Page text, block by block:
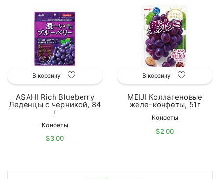
В корзину
ASAHI Rich Blueberry
Леденцы с черникой, 84
г
Конфеты
$3.00
В корзину
MEIJI Коллагеновые
желе-конфеты, 51г
Конфеты
$2.00